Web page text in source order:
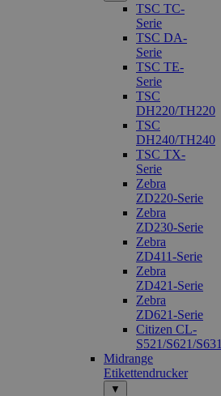
TSC TC-
Serie
TSC DA-
Serie
TSC TE-
Serie
TSC
DH220/TH220
TSC
DH240/TH240
TSC TX-
Serie
Zebra
ZD220-Serie
Zebra
ZD230-Serie
Zebra
ZD411-Serie
Zebra
ZD421-Serie
Zebra
ZD621-Serie
Citizen CL-
S521/S621/S631
Midrange
Etikettendrucker
▼